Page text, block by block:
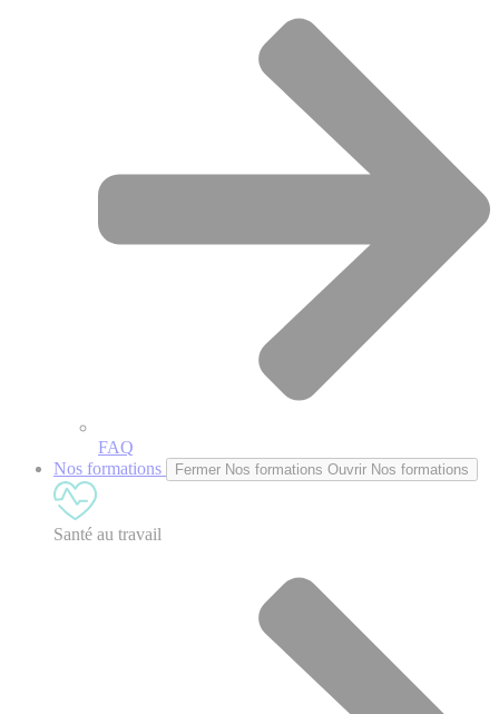
FAQ
Nos formations
Fermer Nos formations Ouvrir Nos formations
Santé au travail